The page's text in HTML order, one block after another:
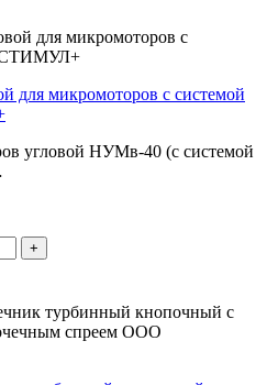
для микромоторов с системой
угловой НУМв-40 (с системой
+